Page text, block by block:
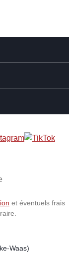
et éventuels frais
Waas)